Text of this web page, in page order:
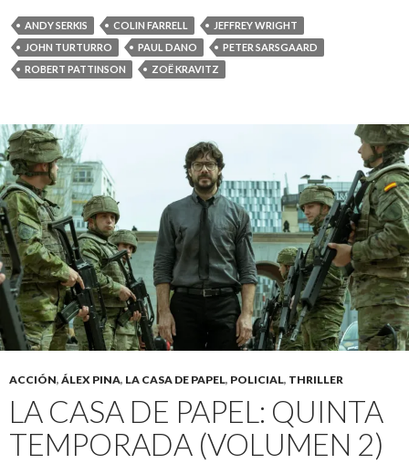
ANDY SERKIS COLIN FARRELL
JEFFREY WRIGHT
JOHN TURTURRO
PAUL DANO
PETER SARSGAARD
ROBERT PATTINSON
ZOË KRAVITZ
ACCIÓN, ÁLEX PINA, LA CASA DE PAPEL, POLICIAL, THRILLER
LA CASA DE PAPEL: QUINTA
TEMPORADA (VOLUMEN 2)